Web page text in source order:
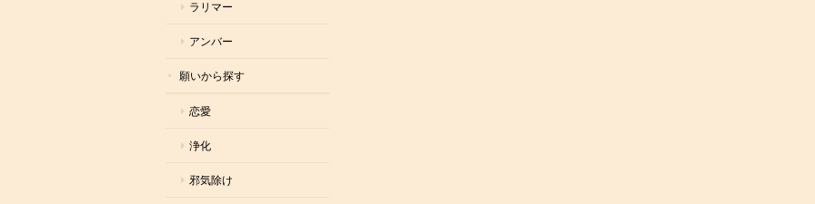
ラリマー
アンバー
願いから探す
恋愛
浄化
邪気除け